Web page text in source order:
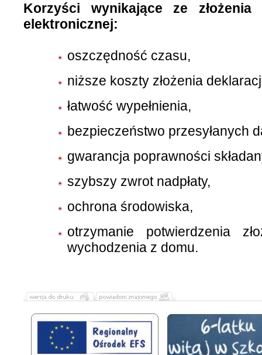
Korzyści wynikające ze
elektronicznej:
oszczędność czasu,
niższe koszty złożenia
łatwość wypełnienia,
bezpieczeństwo przesyłanych
gwarancja poprawności
szybszy zwrot nadpłaty,
ochrona środowiska,
otrzymanie potwierdzenia
wychodzenia z domu.